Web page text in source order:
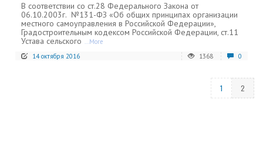
В соответствии со ст.28 Федерального Закона от
06.10.2003г. №131-ФЗ «Об общих принципах организации
местного самоуправления в Российской Федерации»,
Градостроительным кодексом Российской Федерации, ст.11
Устава сельского ...More
14 октября 2016
1368 0
1 2